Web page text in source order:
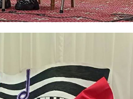
Электронные обращения